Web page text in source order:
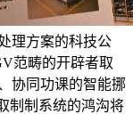
理方案的科技公
范畴的开辟者取
协同功课的智能挪
制制系统的鸿沟将